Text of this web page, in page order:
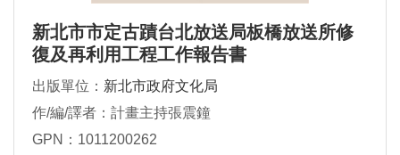
新北市市定古蹟台北放送局板橋放送所修
復及再利用工程工作報告書
出版單位： 新北市政府文化局
作/編/譯者：計畫主持張震鐘
GPN：1011200262